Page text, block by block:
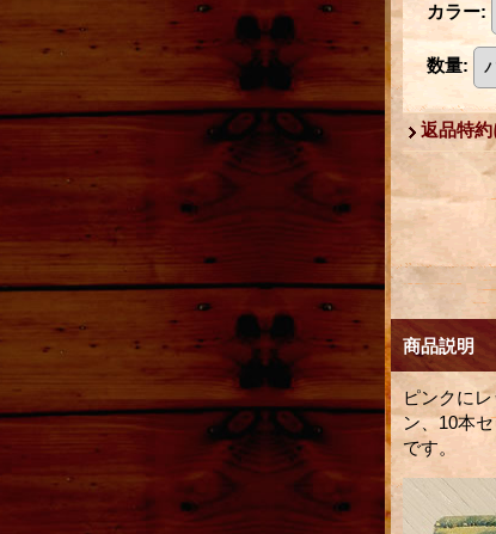
カラー:
数量:
返品特
商品説明
ピンクに
ン、10本
です。